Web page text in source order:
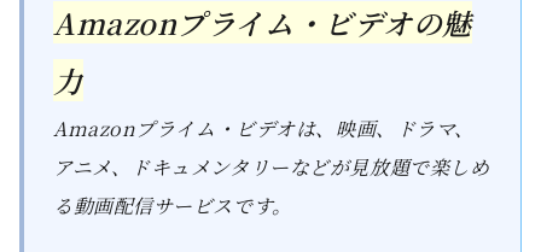
Amazonプライム・ビデオの魅
力
Amazonプライム・ビデオは、映画、ドラマ、
アニメ、ドキュメンタリーなどが見放題で楽しめ
る動画配信サービスです。